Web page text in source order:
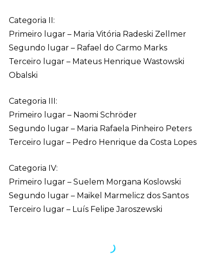
Categoria II:
Primeiro lugar – Maria Vitória Radeski Zellmer
Segundo lugar – Rafael do Carmo Marks
Terceiro lugar – Mateus Henrique Wastowski
Obalski
Categoria III:
Primeiro lugar – Naomi Schröder
Segundo lugar – Maria Rafaela Pinheiro Peters
Terceiro lugar – Pedro Henrique da Costa Lopes
Categoria IV:
Primeiro lugar – Suelem Morgana Koslowski
Segundo lugar – Maikel Marmelicz dos Santos
Terceiro lugar – Luís Felipe Jaroszewski